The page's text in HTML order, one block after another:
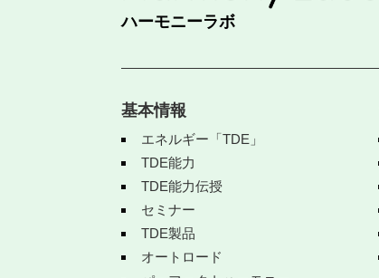
ハーモニーラボ
基本情報
エネルギー「TDE」
TDE能力
TDE能力伝授
セミナー
TDE製品
オートロード